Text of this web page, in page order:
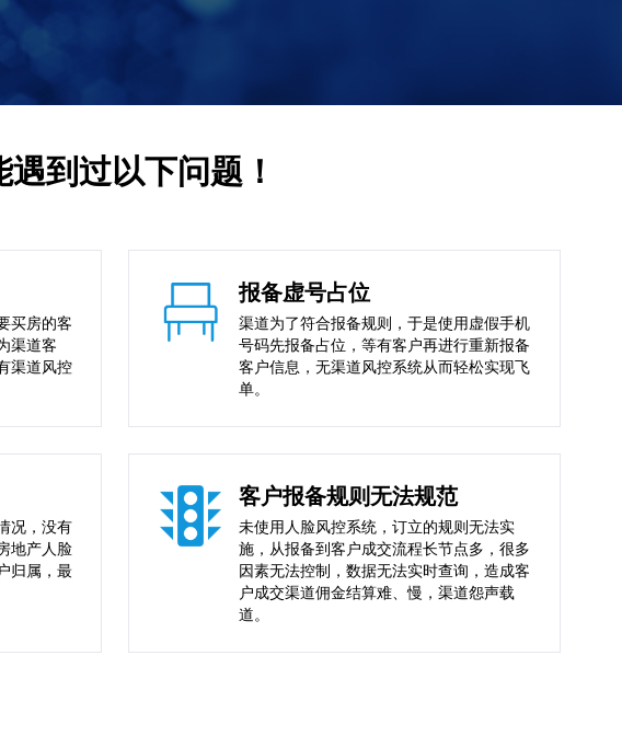
到过以下问题！
买房的客
渠道客
渠道风控
报备虚号占位
渠道为了符合报备规则，于是使用虚假手机
号码先报备占位，等有客户再进行重新报备
客户信息，无渠道风控系统从而轻松实现飞
单。
况，没有
地产人脸
归属，最
客户报备规则无法规范
未使用人脸风控系统，订立的规则无法实
施，从报备到客户成交流程长节点多，很多
因素无法控制，数据无法实时查询，造成客
户成交渠道佣金结算难、慢，渠道怨声载
道。